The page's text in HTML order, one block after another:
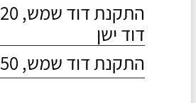
דוד ישן
התקנת דוד שמש, 150 ליטר, על גג שטוח, כולל התקנת מעמד